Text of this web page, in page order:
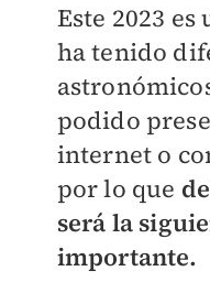
Este 2023
ha tenido
podido
internet o
por lo que
será la
importante.